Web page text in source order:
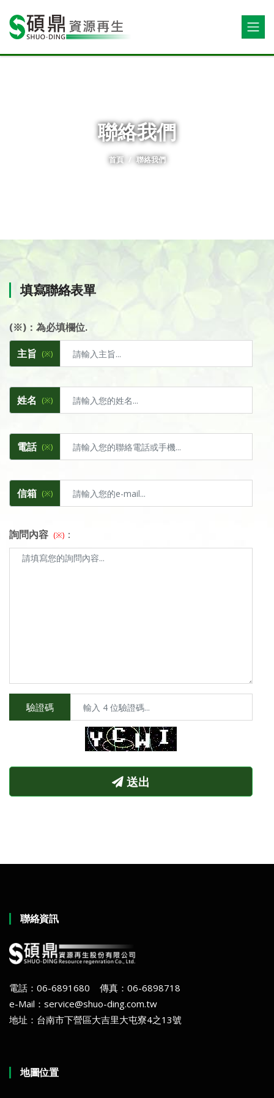
聯絡我們
首頁 聯絡我們
填寫聯絡表單
(※)：為必填欄位.
主旨 (※)
姓名 (※)
電話 (※)
信箱 (※)
詢問內容 (※) ：
驗證碼
送出
聯絡資訊
電話：06-6891680 傳真：06-6898718
e-Mail：service@shuo-ding.com.tw
地址：台南市下營區大吉里大屯寮4之13號
地圖位置